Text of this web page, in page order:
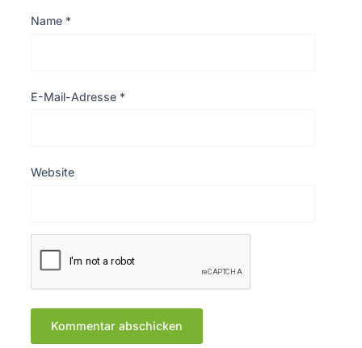
Name *
E-Mail-Adresse *
Website